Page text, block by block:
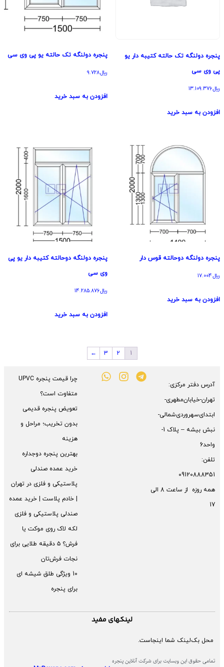
پنجره دولنگه تک حالته کتیبه دار یو
پی وی سی
﷼13.109.376
افزودن به سبد خرید
پنجره دولنگه تک حالته یو پی وی سی
﷼9.728
افزودن به سبد خرید
پنجره دولنگه دوحالته قوس دار
﷼17.004
افزودن به سبد خرید
پنجره دولنگه دوحالته کتیبه دار یو پی
وی سی
﷼14.285.876
افزودن به سبد خرید
1
2
3
←
آدرس دفتر مرکزی:
تهران-خیابان‌مطهری-
ابتدای‌سهروردی‌شمالی-
نبش بیشه – پلاک 1-
واحد6
تلفن:
09120888351
همه روزه از ساعت 8 الی
17
چرا قیمت پنجره UPVC
متفاوت است؟
تعویض پنجره قدیمی
بدون تخریب؛ مراحل و
هزینه
بهترین پنجره دوجداره
خرید عمده صندلی
پلاستیکی و فلزی در تهران
| خادم پلاست | خرید عمده
صندلی پلاستیکی و فلزی
لکه لاک روی موکت یا
فرش؟ ۵ دقیقه طلایی برای
نجات فرش‌تان
10 ویژگی طلق شیشه ای
برای پنجره
لینکهای مفید
محل بک‌لینک شما اینجاست.
تمامی حقوق این وبسایت برای شرکت آنلاین پنجره